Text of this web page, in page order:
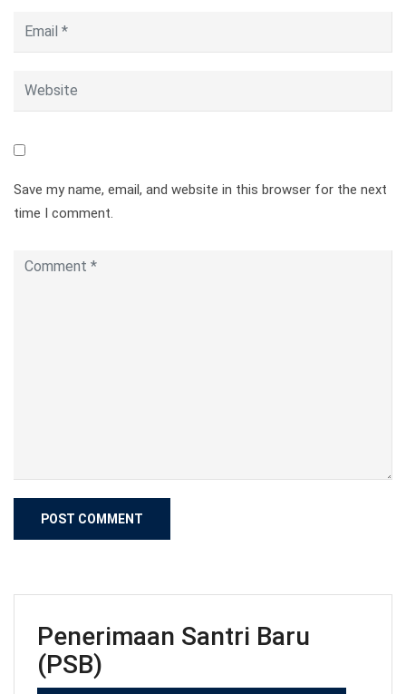
Save my name, email, and website in this browser for the next
time I comment.
Penerimaan Santri Baru
(PSB)